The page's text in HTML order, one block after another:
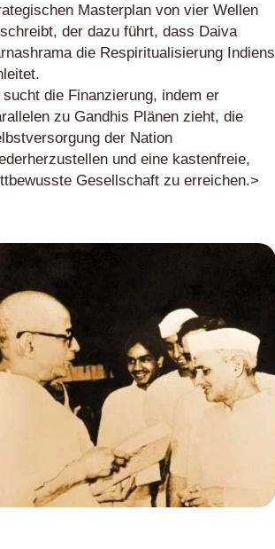
Masterplan von vier Wellen
der dazu führt, dass Daiva
die Respiritualisierung Indiens
sucht die Finanzierung, indem er
zu Gandhis Plänen zieht, die
der Nation
und eine kastenfreie,
Gesellschaft zu erreichen.>